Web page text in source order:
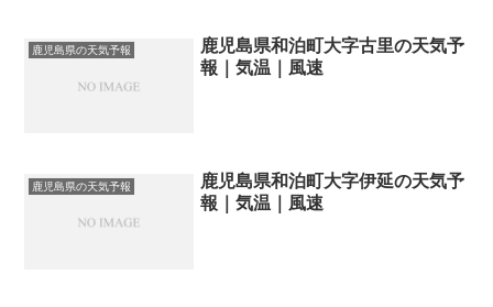
鹿児島県の天気予報
鹿児島県和泊町大字古里の天気予
報｜気温｜風速
鹿児島県の天気予報
鹿児島県和泊町大字伊延の天気予
報｜気温｜風速